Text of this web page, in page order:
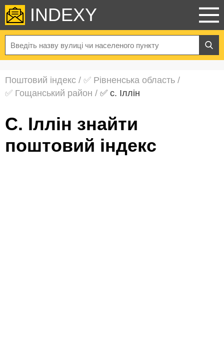
INDEXY
Поштовий індекс / ✅ Рівненська область /
✅ Гощанський район / ✅ с. Іллін
с. Іллін знайти
поштовий індекс